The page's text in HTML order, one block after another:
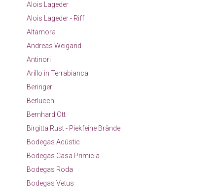
Alois Lageder
Alois Lageder - Riff
Altamora
Andreas Weigand
Antinori
Arillo in Terrabianca
Beringer
Berlucchi
Bernhard Ott
Birgitta Rust - Piekfeine Brände
Bodegas Acústic
Bodegas Casa Primicia
Bodegas Roda
Bodegas Vetus